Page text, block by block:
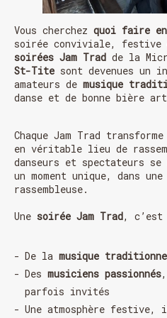
Vous cherchez quoi faire
soirée conviviale, festive
soirées Jam Trad de la
St-Tite sont devenues un
amateurs de musique
danse et de bonne bière
Chaque Jam Trad
en véritable lieu de
danseurs et spectateurs
un moment unique, dans
rassembleuse.
Une soirée Jam Trad,
De la musique
Des musiciens passionnés
parfois invités
Une atmosphère festive,